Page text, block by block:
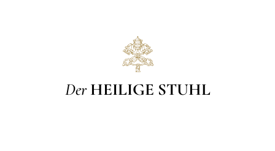
Der HEILIGE STUHL